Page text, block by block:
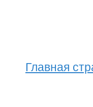
Главная